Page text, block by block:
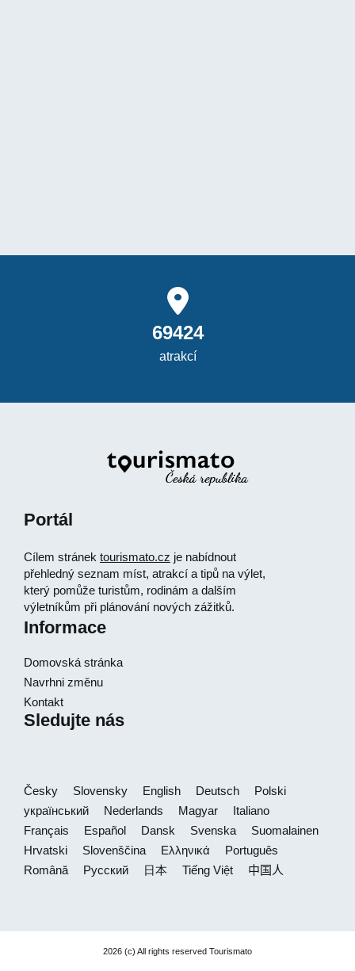
69424
atrakcí
Portál
Cílem stránek tourismato.cz je nabídnout
přehledný seznam míst, atrakcí a tipů na výlet,
který pomůže turistům, rodinám a dalším
výletníkům při plánování nových zážitků.
Informace
Domovská stránka
Navrhni změnu
Kontakt
Sledujte nás
Česky Slovensky English Deutsch
Polski
український
Nederlands Magyar
Italiano
Français
Español Dansk Svenska
Suomalainen
Hrvatski
Slovenščina Ελληνικά
Português
Română
Русский 日本 Tiếng Việt 中国人
2026 (c) All rights reserved Tourismato